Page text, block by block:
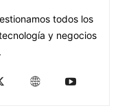
todos los
y negocios